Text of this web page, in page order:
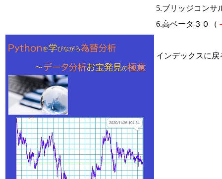
5.ブリッジコンサ
6.高ベータ３０（
インデックスに戻